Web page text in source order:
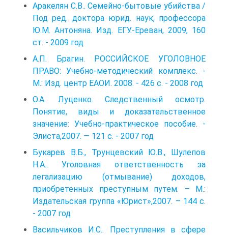
Аракелян С.В.. Семейно-бытовые убийства /
Под ред. доктора юрид. наук, профессора
Ю.М. Антоняна. Изд. ЕГУ.-Ереван, 2009, 160
ст. - 2009 год
А.П. Брагин. РОССИЙСКОЕ УГОЛОВНОЕ
ПРАВО: Учебно-методический комплекс. -
М.: Изд. центр ЕАОИ. 2008. - 426 с. - 2008 год
О.А. Луценко. Следственный осмотр.
Понятие, виды и доказательственное
значение: Учебно-практическое пособие. -
Элиста,2007. — 121 с. - 2007 год
Букарев В.Б., Трунцевский Ю.В., Шулепов
Н.А.. Уголовная ответственность за
легализацию (отмывание) доходов,
приобретенных преступным путем. – М.:
Издательская группа «Юрист»,2007. – 144 с.
- 2007 год
Васильчиков И.С.. Преступления в сфере